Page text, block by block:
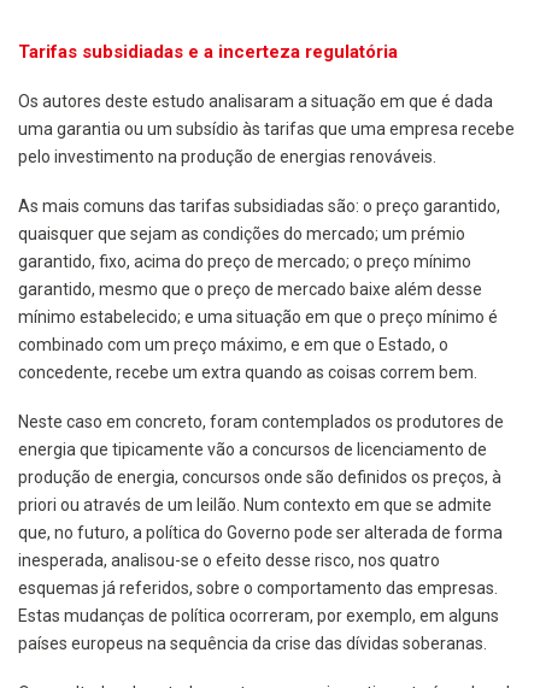
Tarifas subsidiadas e a incerteza regulatória
Os autores deste estudo analisaram a situação em que é dada
uma garantia ou um subsídio às tarifas que uma empresa recebe
pelo investimento na produção de energias renováveis.
As mais comuns das tarifas subsidiadas são: o preço garantido,
quaisquer que sejam as condições do mercado; um prémio
garantido, fixo, acima do preço de mercado; o preço mínimo
garantido, mesmo que o preço de mercado baixe além desse
mínimo estabelecido; e uma situação em que o preço mínimo é
combinado com um preço máximo, e em que o Estado, o
concedente, recebe um extra quando as coisas correm bem.
Neste caso em concreto, foram contemplados os produtores de
energia que tipicamente vão a concursos de licenciamento de
produção de energia, concursos onde são definidos os preços, à
priori ou através de um leilão. Num contexto em que se admite
que, no futuro, a política do Governo pode ser alterada de forma
inesperada, analisou-se o efeito desse risco, nos quatro
esquemas já referidos, sobre o comportamento das empresas.
Estas mudanças de política ocorreram, por exemplo, em alguns
países europeus na sequência da crise das dívidas soberanas.